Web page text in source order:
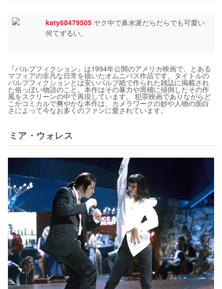
katy68479505 ヤク中で鼻水涎だらだらでも可愛い
何てずるい。
『パルプフィクション』は1994年公開のアメリカ映画で、とある
マフィアの非凡な日常を描いたオムニバス作品です。タイトルの
パルプフィクションとは安いパルプ紙で作られた雑誌に掲載され
た俗っぽい物語のこと。本作はその暴力や滑稽に傾倒したその作
風をスクリーンの中で再現しています。 犯罪映画でありながらど
こかコミカルで爽やかな本作は、カメラワークの妙や人物の面白
さによって今なお多くのファンに愛されています。
ミア・ウォレス